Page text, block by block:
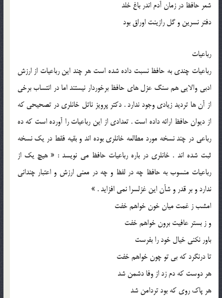
شعر حافظ در زمان آدم اندر باغ خلد
دفتر نسرین و گل رازینت اوراق بود
رباعیات
رباعیات چندی به حافظ نسبت داده شده است هر چند این رباعیات از ارزش
ادبی والایی هم ‌سنگ عزل‌ های حافظ برخوردار نیستند اما در انتساب برخی
از آن‌ ها تردید زیادی وجود ندارد . دکتر پرویز ناتل خانلری در تصحیحی که
از دیوان حافظ ارائه داده است . تعدادی از این رباعیات را آورده است که ده
رباعی در چند نسخه مورد مطالعه خانلری بوده ‌اند و بقیه فقط در یک نسخه
ثبت شده‌ اند . خانلری در باره رباعیات حافظ می‌ نویسد : « هیچ یک از
رباعیات منسوب به حافظ چه در لفظ و چه در معنی ارزش و اعتبار چندانی
ندارد و بر قدر و شأن این غزلسرا نمی ‌افزاید . »
امشب ز غمت میان خون خواهم خفت
و ز بستر عافیت برون خواهم خفت
باور نکنی خیال خود را بفرست
تا درنگرد که بی تو چون خواهم خفت
هر دوست که دم زد از وفا دشمن شد
هر پاک روی که بود تردامن شد